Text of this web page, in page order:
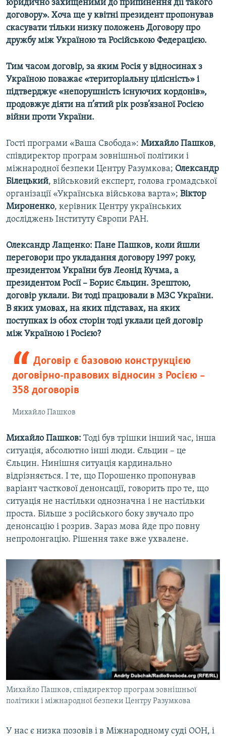
юридично захищеними до припинення дії такого
договору». Хоча ще у квітні президент пропонував
скасувати тільки низку положень Договору про
дружбу між Україною та Російською Федерацією.
Тим часом договір, за яким Росія у відносинах з
Україною поважає «територіальну цілісність» і
підтверджує «непорушність існуючих кордонів»,
продовжує діяти на п’ятий рік розв’язаної Росією
війни проти України.
Гості програми «Ваша Свобода»: Михайло Пашков,
співдиректор програм зовнішньої політики і
міжнародної безпеки Центру Разумкова; Олександр
Білецький, військовий експерт, голова громадської
організації «Українська військова варта»; Віктор
Мироненко, керівник Центру українських
досліджень Інституту Європи РАН.
Олександр Лащенко: Пане Пашков, коли йшли
переговори про укладання договору 1997 року,
президентом України був Леонід Кучма, а
президентом Росії – Борис Єльцин. Зрештою,
договір уклали. Ви тоді працювали в МЗС України.
В яких умовах, на яких підставах, на яких
поступках із обох сторін тоді уклали цей договір
між Україною і Росією?
Договір є базовою конструкцією
договірно-правових відносин з Росією –
358 договорів
Михайло Пашков
Михайло Пашков: Тоді був трішки інший час, інша
ситуація, абсолютно інші люди. Єльцин – це
Єльцин. Нинішня ситуація кардинально
відрізняється. І те, що Порошенко пропонував
варіант часткової денонсації, говорить про те, що
ситуація не настільки однозначна і не настільки
проста. Більше з російського боку звучало про
денонсацію і розрив. Зараз мова йде про повну
непролонгацію. Рішення таке вже ухвалене.
Михайло Пашков, співдиректор програм зовнішньої
політики і міжнародної безпеки Центру Разумкова
У нас є низка позовів і в Міжнародному суді ООН, і